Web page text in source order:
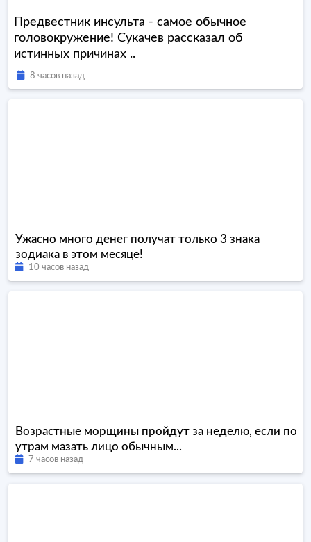
Предвестник инсульта - самое обычное
головокружение! Сукачев рассказал об
истинных причинах ..
8 часов назад
Ужасно много денег получат только 3 знака
зодиака в этом месяце!
10 часов назад
Возрастные морщины пройдут за неделю, если по
утрам мазать лицо обычным...
7 часов назад